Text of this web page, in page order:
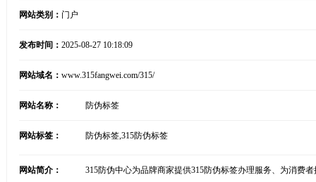
网站类别： 门户
发布时间： 2025-08-27 10:18:09
网站域名： www.315fangwei.com/315/
网站名称： 防伪标签
网站标签： 防伪标签,315防伪标签
网站简介： 315防伪中心为品牌商家提供315防伪标签办理服务、为消费